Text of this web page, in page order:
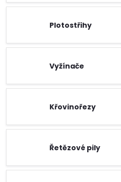
Plotostřihy
Vyžínače
Křovinořezy
Řetězové pily